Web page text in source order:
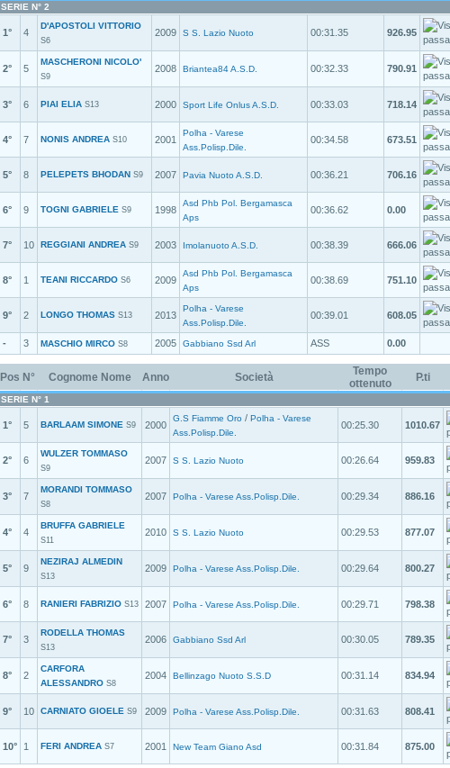
SERIE N° 2
1° 4
D'APOSTOLI VITTORIO
S6
2009 S S. Lazio Nuoto 00:31.35 926.95
2° 5
MASCHERONI NICOLO'
S9
2008 Briantea84 A.S.D. 00:32.33 790.91
3° 6 PIAI ELIA S13 2000 Sport Life Onlus A.S.D. 00:33.03 718.14
4° 7 NONIS ANDREA S10 2001
Polha - Varese
Ass.Polisp.Dile.
00:34.58 673.51
5° 8 PELEPETS BHODAN S9 2007 Pavia Nuoto A.S.D. 00:36.21 706.16
6° 9 TOGNI GABRIELE S9 1998
Asd Phb Pol. Bergamasca
Aps
00:36.62 0.00
7° 10 REGGIANI ANDREA S9 2003 Imolanuoto A.S.D. 00:38.39 666.06
8° 1 TEANI RICCARDO S6 2009
Asd Phb Pol. Bergamasca
Aps
00:38.69 751.10
9° 2 LONGO THOMAS S13 2013
Polha - Varese
Ass.Polisp.Dile.
00:39.01 608.05
- 3 MASCHIO MIRCO S8 2005 Gabbiano Ssd Arl ASS 0.00
Pos N° Cognome Nome Anno Società
Tempo
ottenuto
P.ti
SERIE N° 1
1° 5 BARLAAM SIMONE S9 2000
G.S Fiamme Oro / Polha - Varese
Ass.Polisp.Dile.
00:25.30 1010.67
2° 6
WULZER TOMMASO
S9
2007 S S. Lazio Nuoto 00:26.64 959.83
3° 7
MORANDI TOMMASO
S8
2007 Polha - Varese Ass.Polisp.Dile. 00:29.34 886.16
4° 4
BRUFFA GABRIELE
S11
2010 S S. Lazio Nuoto 00:29.53 877.07
5° 9
NEZIRAJ ALMEDIN
S13
2009 Polha - Varese Ass.Polisp.Dile. 00:29.64 800.27
6° 8 RANIERI FABRIZIO S13 2007 Polha - Varese Ass.Polisp.Dile. 00:29.71 798.38
7° 3
RODELLA THOMAS
S13
2006 Gabbiano Ssd Arl 00:30.05 789.35
8° 2
CARFORA
ALESSANDRO S8
2004 Bellinzago Nuoto S.S.D 00:31.14 834.94
9° 10 CARNIATO GIOELE S9 2009 Polha - Varese Ass.Polisp.Dile. 00:31.63 808.41
10° 1 FERI ANDREA S7 2001 New Team Giano Asd 00:31.84 875.00